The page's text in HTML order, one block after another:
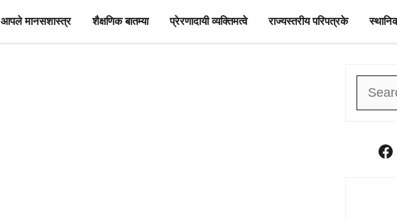
आपले मानसशास्त्र शैक्षणिक बातम्या प्रेरणादायी व्यक्तिमत्वे राज्यस्तरीय परिपत्रके